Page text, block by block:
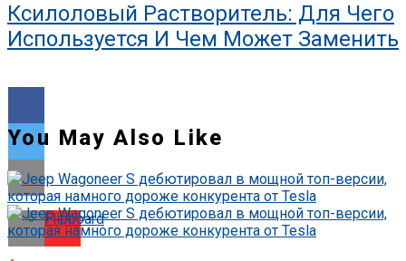
Ксилоловый Растворитель: Для Чего
Используется И Чем Может Заменить
Flipboard
You May Also Like